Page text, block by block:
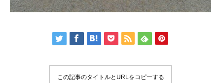
この記事のタイトルとURLをコピーする